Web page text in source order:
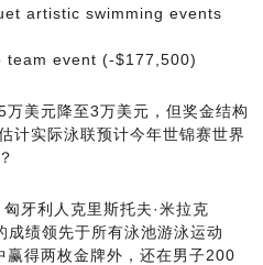
artistic swimming events
event (-$177,500)
美元降至3万美元，但奖金结构
计实际泳联预计今年世锦赛世界
牙利人克里斯托夫·米拉克
绩领先于所有泳池游泳运动
得两枚金牌外，还在男子200